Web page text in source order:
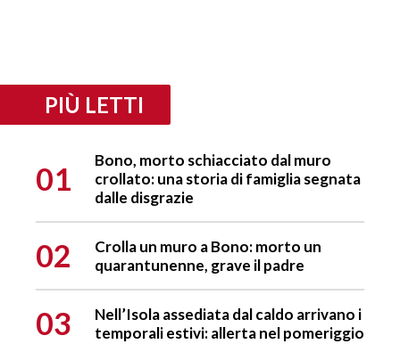
PIÙ LETTI
01
Bono, morto schiacciato dal muro
crollato: una storia di famiglia segnata
dalle disgrazie
02
Crolla un muro a Bono: morto un
quarantunenne, grave il padre
03
Nell’Isola assediata dal caldo arrivano i
temporali estivi: allerta nel pomeriggio